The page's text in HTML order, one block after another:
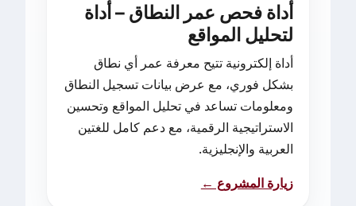
أداة فحص عمر النطاق – أداة
لتحليل المواقع
أداة إلكترونية تتيح معرفة عمر أي نطاق
بشكل فوري، مع عرض بيانات تسجيل النطاق
ومعلومات تساعد في تحليل المواقع وتحسين
الاستراتيجية الرقمية، مع دعم كامل للغتين
العربية والإنجليزية.
زيارة المشروع ←